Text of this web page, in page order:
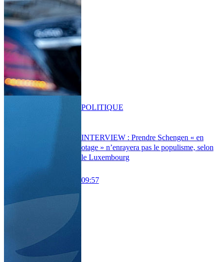
INTERVIEW : Prendre Schengen « en
otage » n’enrayera pas le populisme, selon
le Luxembourg
09:57
POLITIQUE